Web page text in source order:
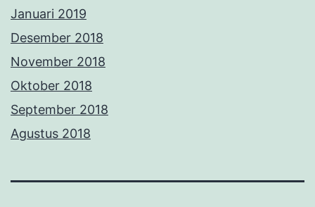
Januari 2019
Desember 2018
November 2018
Oktober 2018
September 2018
Agustus 2018